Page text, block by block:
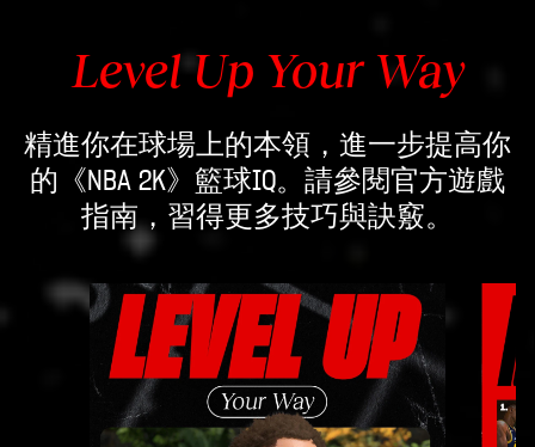
「播
放」即
同意
YouTube
的隱私
同意將
資料傳
輸至
Google
伺服
Level Up Your Way
精進你在球場上的本領，進一步提高你
的《NBA 2K》籃球IQ。請參閱官方遊戲
指南，習得更多技巧與訣竅。